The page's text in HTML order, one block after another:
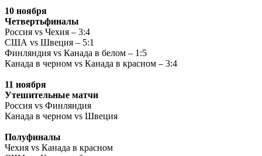
10 ноября
Четвертьфиналы
Россия vs Чехия – 3:4
США vs Швеция – 5:1
Финляндия vs Канада в белом – 1:5
Канада в черном vs Канада в красном – 3:4
11 ноября
Утешительные матчи
Россия vs Финляндия
Канада в черном vs Швеция
Полуфиналы
Чехия vs Канада в красном